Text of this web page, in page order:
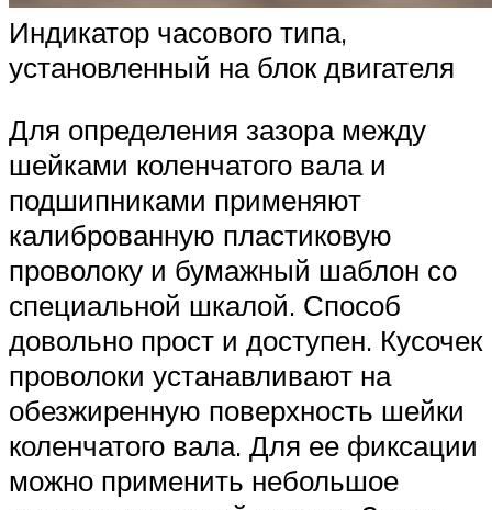
Индикатор часового типа,
установленный на блок двигателя
Для определения зазора между
шейками коленчатого вала и
подшипниками применяют
калиброванную пластиковую
проволоку и бумажный шаблон со
специальной шкалой. Способ
довольно прост и доступен. Кусочек
проволоки устанавливают на
обезжиренную поверхность шейки
коленчатого вала. Для ее фиксации
можно применить небольшое